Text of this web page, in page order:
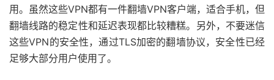
用。虽然这些VPN都有一件翻墙VPN客户端，适合手机，但
翻墙线路的稳定性和延迟表现都比较糟糕。另外，不要迷信
这些VPN的安全性，通过TLS加密的翻墙协议，安全性已经
足够大部分用户使用了。